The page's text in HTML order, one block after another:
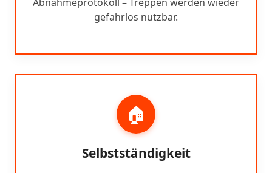
gefahrlos nutzbar.
🏠
Selbstständigkeit